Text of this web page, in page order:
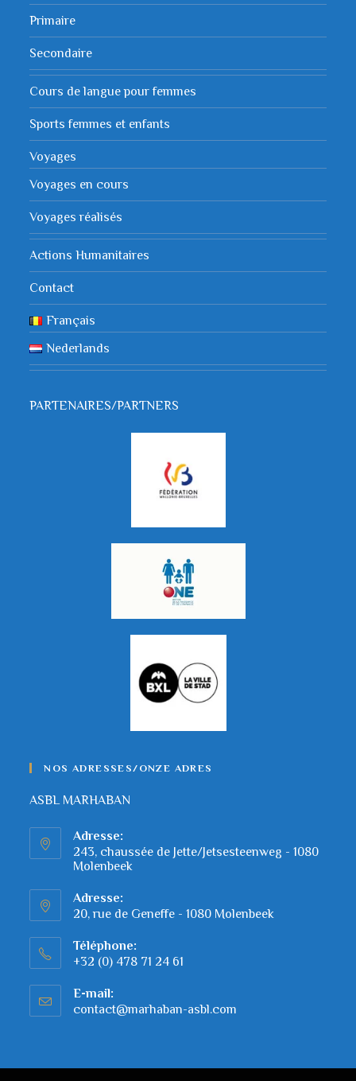
Primaire
Secondaire
Cours de langue pour femmes
Sports femmes et enfants
Voyages
Voyages en cours
Voyages réalisés
Actions Humanitaires
Contact
Français
Nederlands
PARTENAIRES/PARTNERS
NOS ADRESSES/ONZE ADRES
ASBL MARHABAN
Adresse:
243, chaussée de Jette/Jetsesteenweg - 1080
Molenbeek
Adresse:
20, rue de Geneffe - 1080 Molenbeek
Téléphone:
+32 (0) 478 71 24 61
E-mail:
contact@marhaban-asbl.com